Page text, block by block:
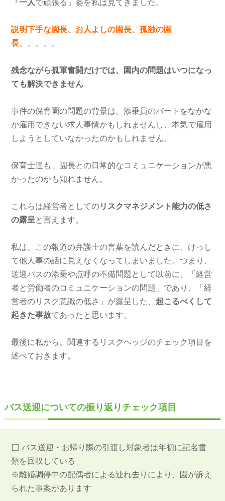
「一人で頑張る」姿を私は見てきました。
説明下手な園長、お人よしの園長、孤独の園
長、、、、、
残念ながら孤軍奮闘だけでは、園内の問題はいつになっ
ても解決できません
事件の保育園の問題の背景は、添乗員のパートをなかな
か雇用できない求人事情かもしれませんし、本気で雇用
しようとしていなかったのかもしれません。
保育士達も、園長との日常的なコミュニケーションが悪
かったのかも知れません。
これらは経営者としてのリスクマネジメント能力の低さ
の露呈と言えます。
私は、この報道の弁護士の言葉を読んだときに、けっし
て他人事の話に見えなくなってしまいました。つまり、
送迎バスの添乗や点呼の不備問題として以前に、「経営
者と労働者のコミュニケーションの問題」であり、「経
営者のリスク意識の低さ」が露呈した、 起こるべくして
起きた事故であったと思います。
最後に私から、関連するリスクヘッジのチェック項目を
述べておきます。
バス送迎についての振り返りチェック項目
◻︎ バス送迎・お帰り際の引渡し対象者は年初に記名書
類を回収している
※離婚調停中の配偶者による連れ去りにより、園が訴え
られた事案があります